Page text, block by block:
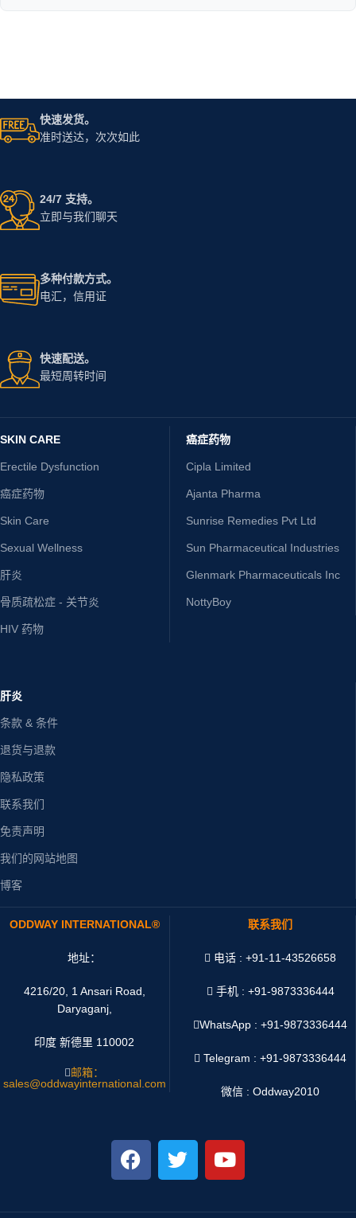
快速发货。
准时送达，次次如此
24/7 支持。
立即与我们聊天
多种付款方式。
电汇，信用证
快速配送。
最短周转时间
SKIN CARE
Erectile Dysfunction
癌症药物
Skin Care
Sexual Wellness
肝炎
骨质疏松症 - 关节炎
HIV 药物
癌症药物
Cipla Limited
Ajanta Pharma
Sunrise Remedies Pvt Ltd
Sun Pharmaceutical Industries
Glenmark Pharmaceuticals Inc
NottyBoy
肝炎
条款 & 条件
退货与退款
隐私政策
联系我们
免责声明
我们的网站地图
博客
ODDWAY INTERNATIONAL®
地址：
4216/20, 1 Ansari Road,
Daryaganj,
印度 新德里 110002
邮箱：
sales@oddwayinternational.com
联系我们
电话 : +91-11-43526658
手机 : +91-9873336444
WhatsApp :+91-9873336444
Telegram : +91-9873336444
微信 : Oddway2010